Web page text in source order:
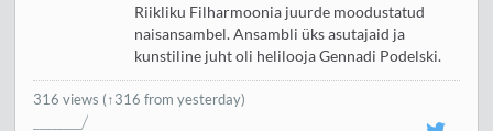
Riikliku Filharmoonia juurde moodustatud
naisansambel. Ansambli üks asutajaid ja
kunstiline juht oli helilooja Gennadi Podelski.
316 views (↑316 from yesterday)